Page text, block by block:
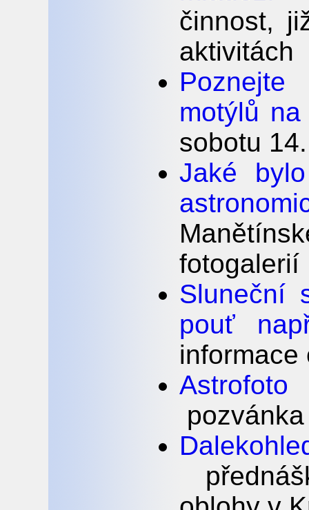
činnost,
aktivitách
motýlů
sobotu
Jaké
fotogalerií
Sluneční
pouť
informace